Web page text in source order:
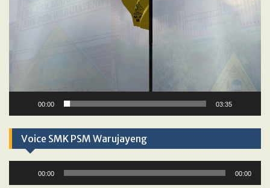
00:00 03:35
Voice SMK PSM Warujayeng
00:00 00:00